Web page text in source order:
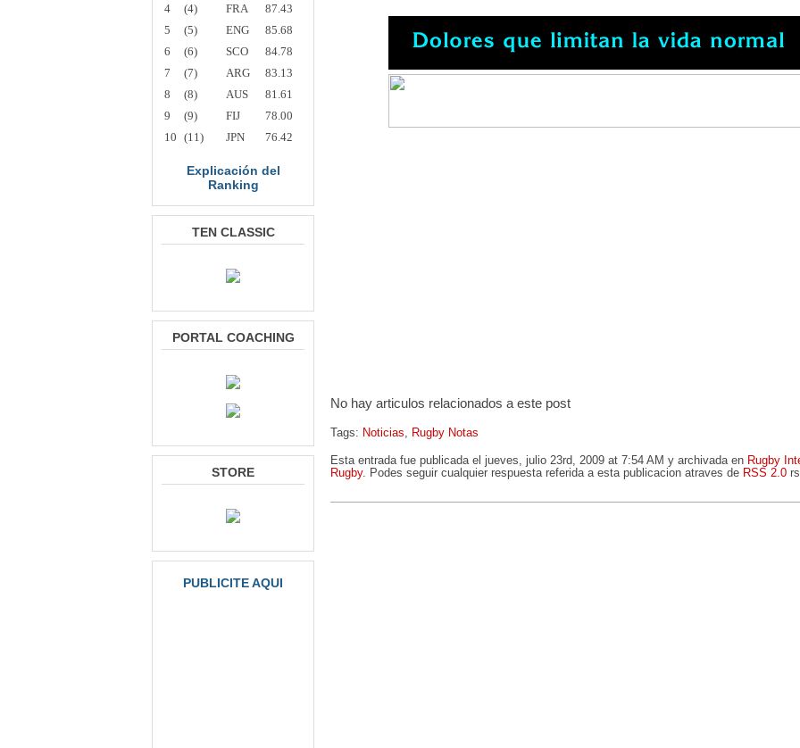
4
(4) FRA
87.43
5
(5) ENG
85.68
6
(6) SCO
84.78
7
(7) ARG
83.13
8
(8) AUS
81.61
9
(9) FIJ
78.00
10 (11) JPN 76.42
Explicación del
Ranking
TEN CLASSIC
PORTAL COACHING
STORE
PUBLICITE AQUI
No hay articulos relacionados a este post
Tags: Noticias, Rugby Notas
Esta entrada fue publicada el jueves, julio 23rd, 2009 at 7:54 AM y archivada en Rugby
Rugby. Podes seguir cualquier respuesta referida a esta publicacion atraves de RSS 2.0